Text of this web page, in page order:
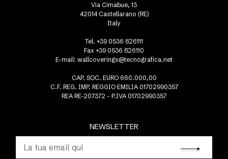
NEWSLETTER
Via Cimabue, 13
42014 Castellarano (RE)
Italy
Tel. +39 0536 826111
Fax +39 0536 826110
E-mail: wallcoverings@tecnografica.net
CAP. SOC. EURO 660.000,00
C.F. REG. IMP. REGGIO EMILIA 01702990357
REA RE-207372 - P.IVA 01702990357